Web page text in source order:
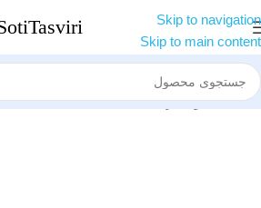
Skip to navigation
Skip to main content
خانه کنسول بازی